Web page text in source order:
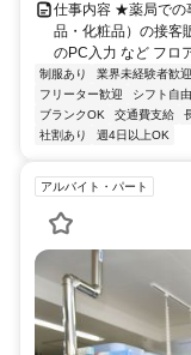
仕事内容 ★薬局での
品・化粧品）の接客
のPC入力 など フロ
制服あり 業界未経験者歓迎
フリーター歓迎
シフト自由
ブランクOK
交通費支給
社割あり
週4日以上OK
アルバイト・パート